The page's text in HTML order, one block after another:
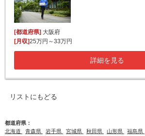
[都道府県] 大阪府
[月収]25万円～33万円
詳細を見る
リストにもどる
都道府県：
北海道
青森県 岩手県 宮城県 秋田県 山形県 福島県